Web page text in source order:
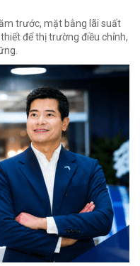
trước, mặt bằng lãi suất
để thị trường điều chỉnh,